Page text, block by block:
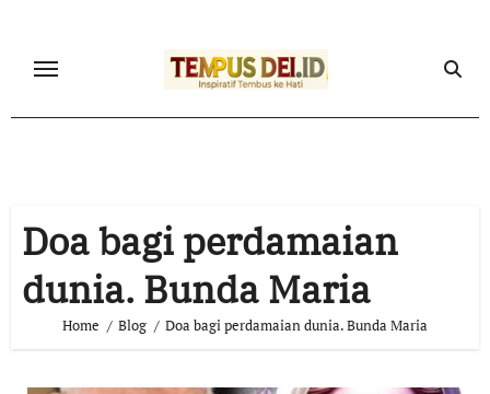
content
Doa bagi perdamaian
dunia. Bunda Maria
Home Blog Doa bagi perdamaian dunia. Bunda Maria